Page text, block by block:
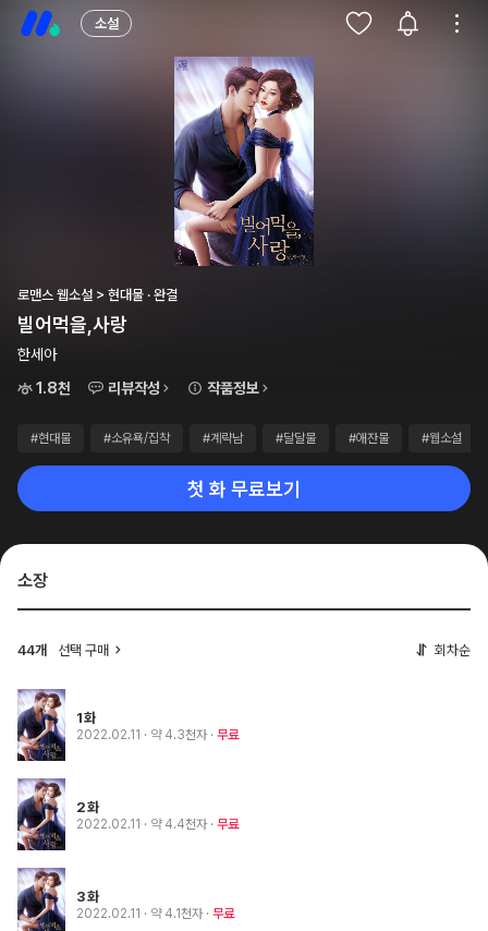
소설
로맨스 웹소설 > 현대물 · 완결
빌어먹을,사랑
한세아
1.8천
리뷰작성 작품정보
#현대물 #소유욕/집착 #계략남 #달달물 #애잔물 #웹소설
첫 화 무료보기
소장
44개 선택 구매 회차순
1화
2022.02.11 · 약 4.3천자 무료
2화
2022.02.11 · 약 4.4천자 무료
3화
2022.02.11 · 약 4.1천자 무료